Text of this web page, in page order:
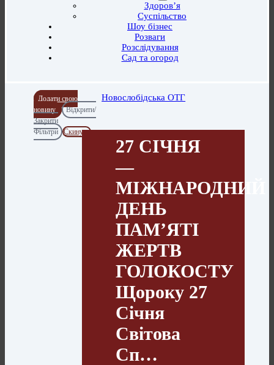
Здоров’я
Суспільство
Шоу бізнес
Розваги
Розслідування
Сад та огород
Додати свою
новину
Відкрити/
Закрити
Фільтри
Скинути
Новослобідська ОТГ
27 СІЧНЯ
—
МІЖНАРОДНИЙ
ДЕНЬ
ПАМ’ЯТІ
ЖЕРТВ
ГОЛОКОСТУ
Щороку 27
Січня
Світова
Сп…